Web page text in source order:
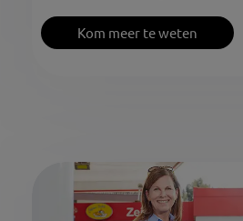
Kom meer te weten